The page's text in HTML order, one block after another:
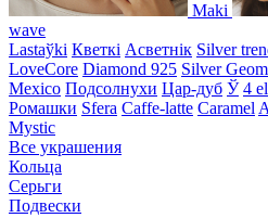
Maki
wave
Lastaўki Кветкі Асветнiк Silver
LoveCore Diamond 925 Silver
Mexico Подсолнухи Цар-дуб Ў 4
Ромашки Sfera Caffe-latte Caramel
Mystic
Все украшения
Кольца
Серьги
Подвески